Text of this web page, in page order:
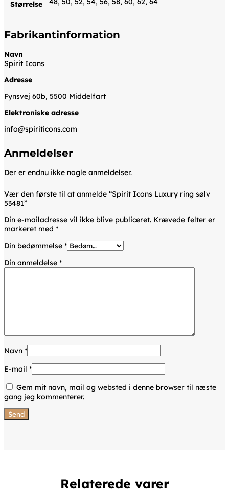
Størrelse
Fabrikantinformation
Navn
Spirit Icons
Adresse
Fynsvej 60b, 5500 Middelfart
Elektroniske adresse
info@spiriticons.com
Anmeldelser
Der er endnu ikke nogle anmeldelser.
Vær den første til at anmelde “Spirit Icons Luxury ring sølv
53481”
Din e-mailadresse vil ikke blive publiceret. Krævede felter er
markeret med *
Din bedømmelse *
Din anmeldelse *
Navn *
E-mail *
Gem mit navn, mail og websted i denne browser til næste
gang jeg kommenterer.
Relaterede varer